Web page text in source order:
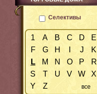
Селективы
1 A B C D
E
F
G H J
K
L
M N O P
R
S
T U V W
X
Y
Z все